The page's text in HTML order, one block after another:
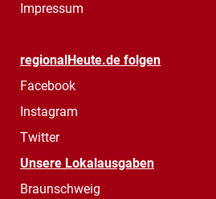
Impressum
regionalHeute.de folgen
Facebook
Instagram
Twitter
Unsere Lokalausgaben
Braunschweig